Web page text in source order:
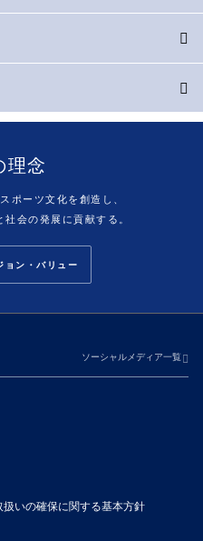
理念
ポーツ文化を創造し、
会の発展に貢献する。
ョン・バリュー
ソーシャルメディア一覧
いの確保に関する基本方針